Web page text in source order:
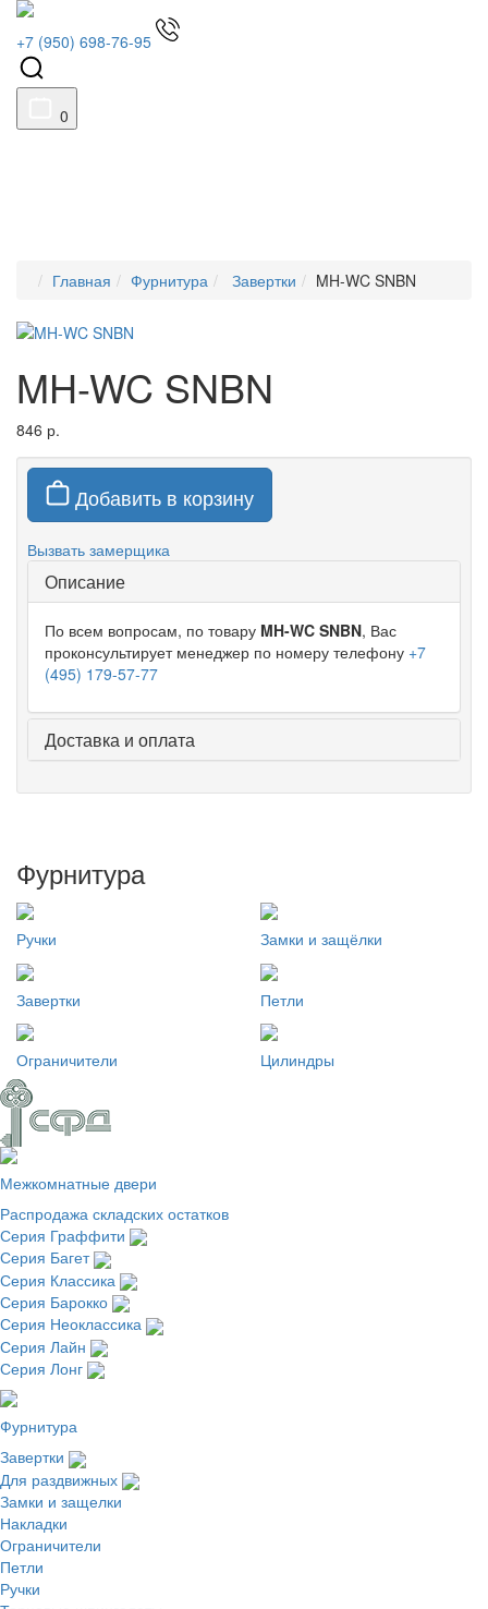
+7 (950) 698-76-95
0
Главная Фурнитура Завертки MH-WC SNBN
MH-WC SNBN
846 р.
Добавить в корзину
Вызвать замерщика
Описание
По всем вопросам, по товару MH-WC SNBN, Вас
проконсультирует менеджер по номеру телефону +7
(495) 179-57-77
Доставка и оплата
Фурнитура
Ручки Замки и защёлки
Завертки Петли
Ограничители Цилиндры
Межкомнатные двери
Распродажа складских остатков
Серия Граффити
Серия Багет
Серия Классика
Серия Барокко
Серия Неоклассика
Серия Лайн
Серия Лонг
Фурнитура
Завертки
Для раздвижных
Замки и защелки
Накладки
Ограничители
Петли
Ручки